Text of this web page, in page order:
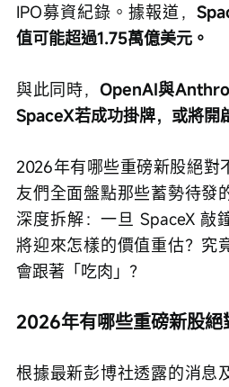
IPO募資紀錄。據報道，
值可能超過1.75萬億美元。
與此同時， OpenAI與
SpaceX若成功掛牌，或將開
2026年有哪些重磅新股絕對
友們全面盤點那些蓄勢待發
深度拆解：一旦 SpaceX 敲
將迎來怎樣的價值重估？究
會跟著「吃肉」？
2026年有哪些重磅新股絕
根據最新彭博社透露的消息